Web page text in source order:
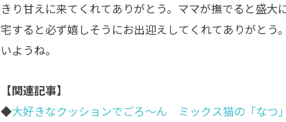
きり甘えに来てくれてありがとう。ママが撫でると盛大
宅すると必ず嬉しそうにお出迎えしてくれてありがと
いようね。
【関連記事】
◆大好きなクッションでごろ～ん ミックス猫の「なつ」